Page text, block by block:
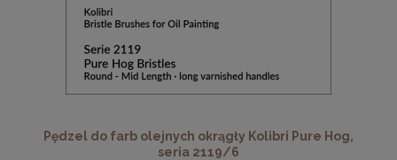
Pędzel do farb olejnych okrągły Kolibri Pure Hog,
seria 2119/6